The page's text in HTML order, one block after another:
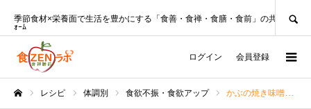
季節食材×栄養面で生活を豊かにする「食善・食禅・食膳・食前」の共創ﾌﾟﾗｯﾄﾌ
ｫｰﾑ
ログイン 会員登録
レシピ 体調別 食欲不振・食欲アップ かぶの焼き味噌雑炊レシピ＊たっぷり生姜でポカポカ♪